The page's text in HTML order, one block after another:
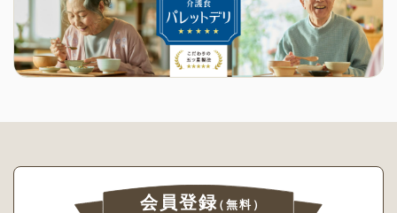
会員登録（無料）